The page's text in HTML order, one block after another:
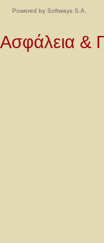
Powered by Softways S.A.
Ασφάλεια &